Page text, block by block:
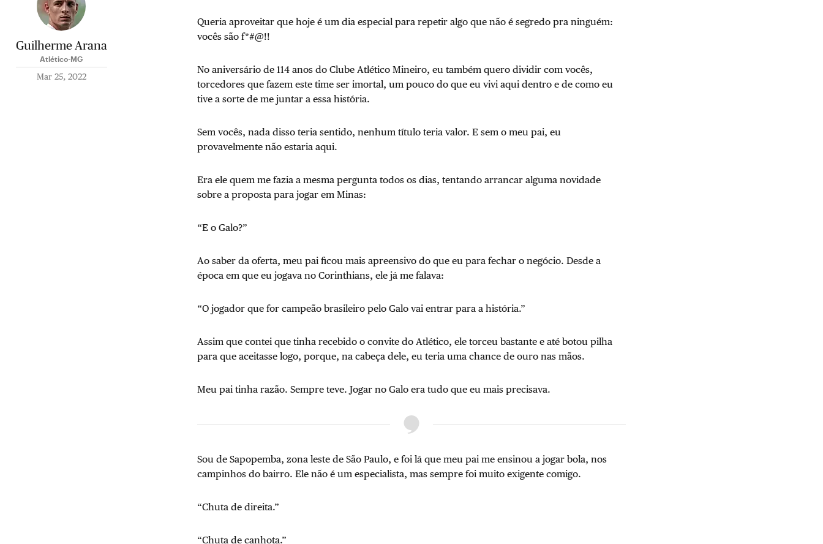
Guilherme Arana
Atlético-MG
Mar 25, 2022
Queria aproveitar que hoje é um dia especial para repetir algo que não é segredo pra ninguém:
vocês são f*#@!!
No aniversário de 114 anos do Clube Atlético Mineiro, eu também quero dividir com vocês,
torcedores que fazem este time ser imortal, um pouco do que eu vivi aqui dentro e de como eu
tive a sorte de me juntar a essa história.
Sem vocês, nada disso teria sentido, nenhum título teria valor. E sem o meu pai, eu
provavelmente não estaria aqui.
Era ele quem me fazia a mesma pergunta todos os dias, tentando arrancar alguma novidade
sobre a proposta para jogar em Minas:
“E o Galo?”
Ao saber da oferta, meu pai ficou mais apreensivo do que eu para fechar o negócio. Desde a
época em que eu jogava no Corinthians, ele já me falava:
“O jogador que for campeão brasileiro pelo Galo vai entrar para a história.”
Assim que contei que tinha recebido o convite do Atlético, ele torceu bastante e até botou pilha
para que aceitasse logo, porque, na cabeça dele, eu teria uma chance de ouro nas mãos.
Meu pai tinha razão. Sempre teve. Jogar no Galo era tudo que eu mais precisava.
Sou de Sapopemba, zona leste de São Paulo, e foi lá que meu pai me ensinou a jogar bola, nos
campinhos do bairro. Ele não é um especialista, mas sempre foi muito exigente comigo.
“Chuta de direita.”
“Chuta de canhota.”